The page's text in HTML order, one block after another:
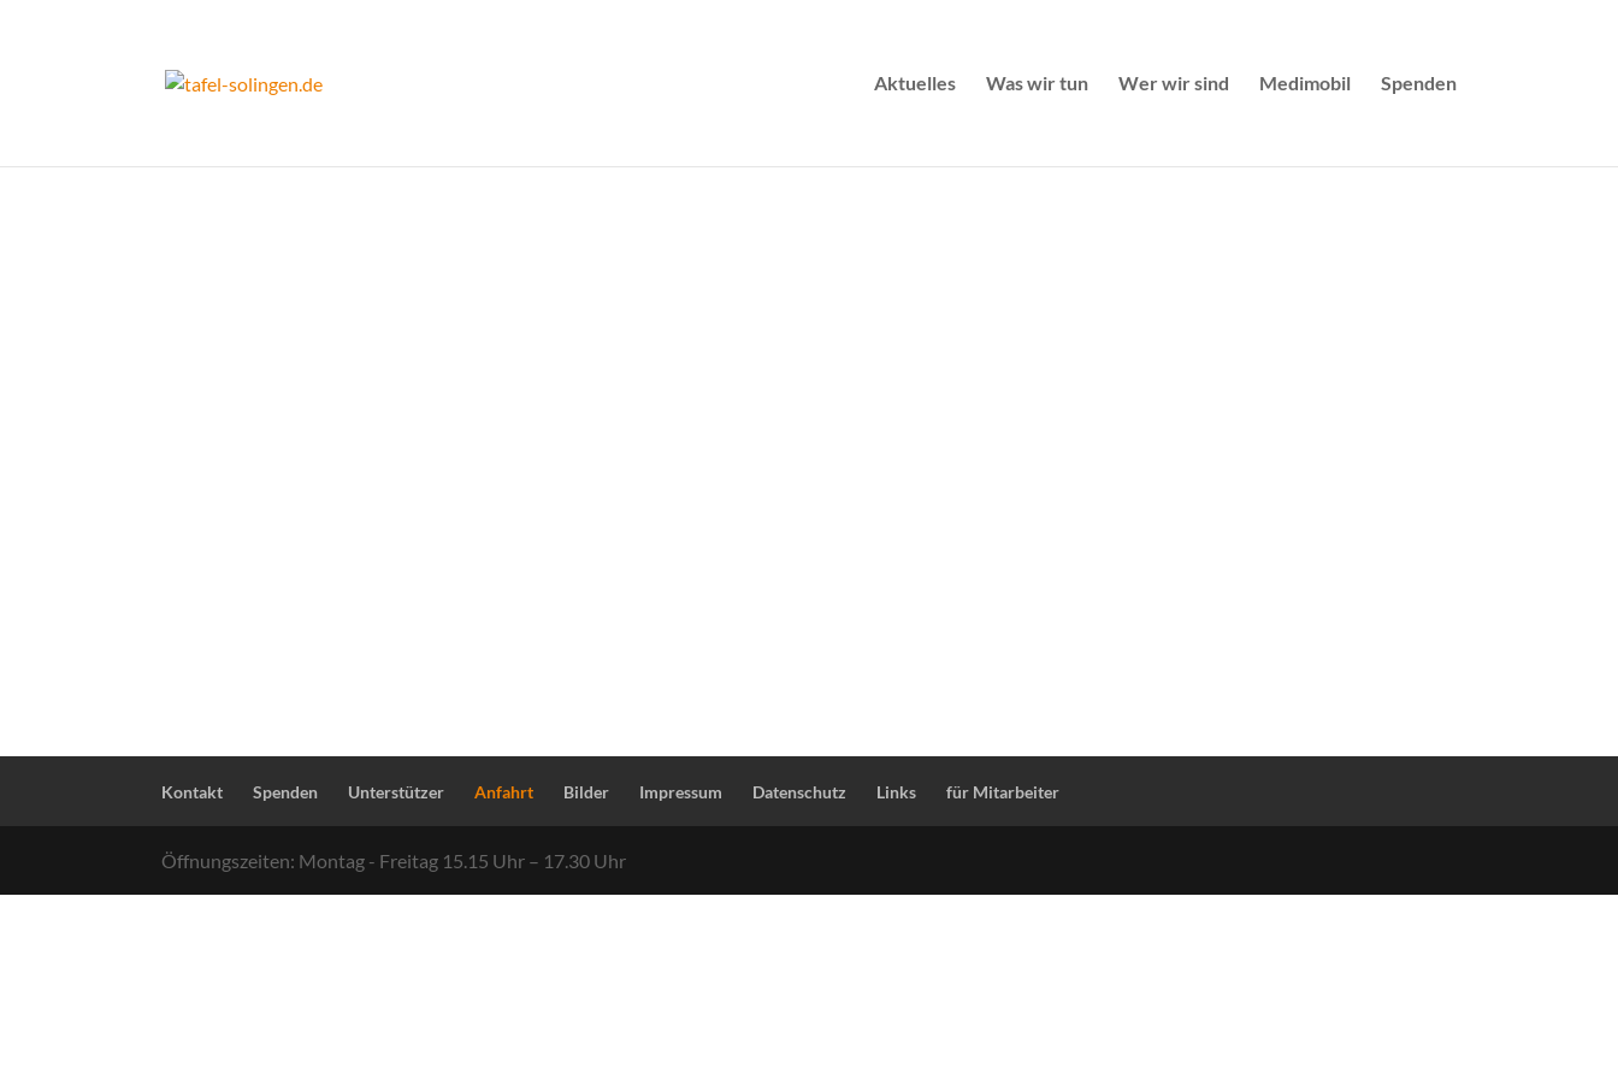
Aktuelles Was wir tun Wer wir sind Medimobil Spenden
Kontakt Spenden Unterstützer Anfahrt Bilder Impressum Datenschutz Links für Mitarbeiter
Öffnungszeiten: Montag - Freitag 15.15 Uhr – 17.30 Uhr